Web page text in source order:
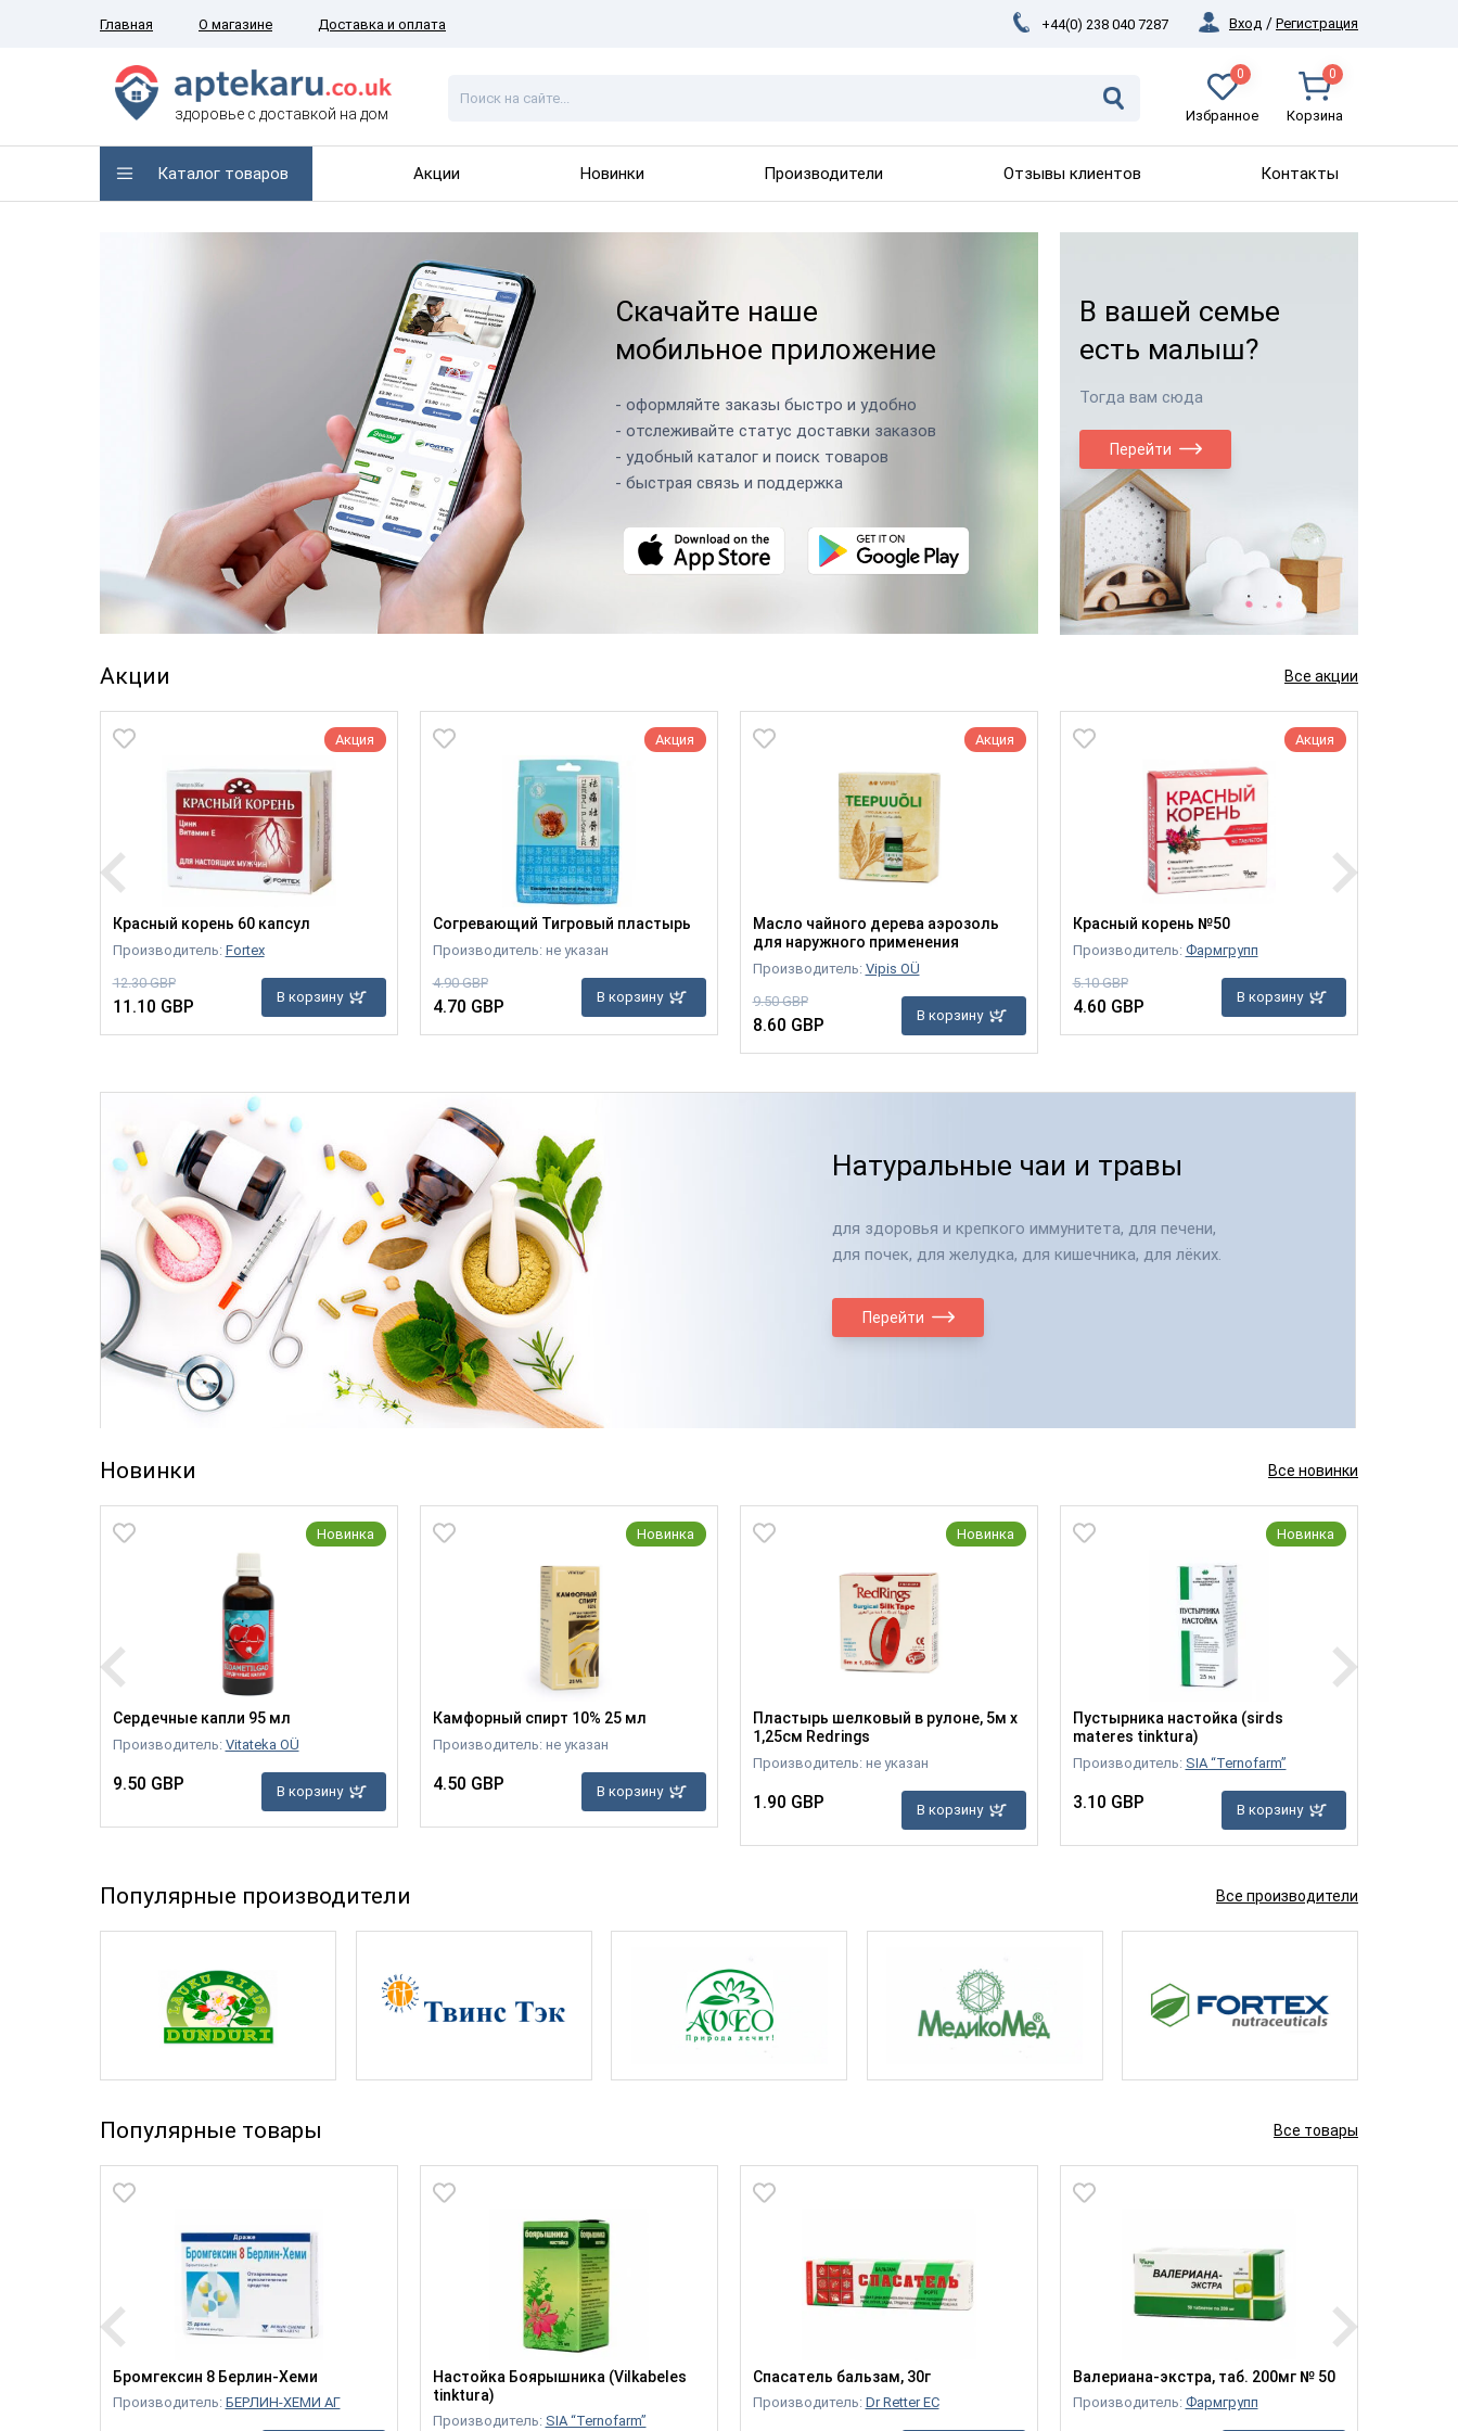
Главная О магазине Доставка и оплата +44(0) 238 040 7287 Вход / Регистрация
здоровье с доставкой на дом
0
Избранное
0
Корзина
Каталог товаров Акции Новинки Производители Отзывы клиентов Контакты
Скачайте наше
мобильное приложение
- оформляйте заказы быстро и удобно
- отслеживайте статус доставки заказов
- удобный каталог и поиск товаров
- быстрая связь и поддержка
В вашей семье
есть малыш?
Тогда вам сюда
Перейти
Акции Все акции
Акция
Красный корень 60 капсул
Производитель: Fortex
12.30 GBP
11.10 GBP В корзину
Акция
Согревающий Тигровый пластырь
Производитель: не указан
4.90 GBP
4.70 GBP В корзину
Акция
Масло чайного дерева аэрозоль
для наружного применения
Производитель: Vipis OÜ
9.50 GBP
8.60 GBP В корзину
Акция
Красный корень №50
Производитель: Фармгрупп
5.10 GBP
4.60 GBP В корзину
Натуральные чаи и травы
для здоровья и крепкого иммунитета, для печени,
для почек, для желудка, для кишечника, для лёких.
Перейти
Новинки Все новинки
Новинка
Сердечные капли 95 мл
Производитель: Vitateka OÜ
9.50 GBP В корзину
Новинка
Камфорный спирт 10% 25 мл
Производитель: не указан
4.50 GBP В корзину
Новинка
Пластырь шелковый в рулоне, 5м х
1,25см Redrings
Производитель: не указан
1.90 GBP В корзину
Новинка
Пустырника настойка (sirds
materes tinktura)
Производитель: SIA “Ternofarm”
3.10 GBP В корзину
Популярные производители Все производители
Популярные товары Все товары
Бромгексин 8 Берлин-Хеми
Производитель: БЕРЛИН-ХЕМИ АГ
Настойка Боярышника (Vilkabeles
tinktura)
Производитель: SIA “Ternofarm”
Спасатель бальзам, 30г
Производитель: Dr Retter EC
Валериана-экстра, таб. 200мг № 50
Производитель: Фармгрупп